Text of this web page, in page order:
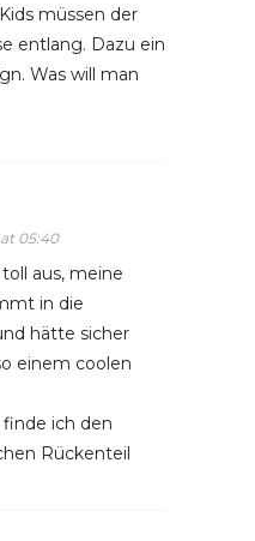
müssen der
entlang. Dazu ein
Was will man
05:40
aus, meine
in die
hätte sicher
einem coolen
ich den
Rückenteil